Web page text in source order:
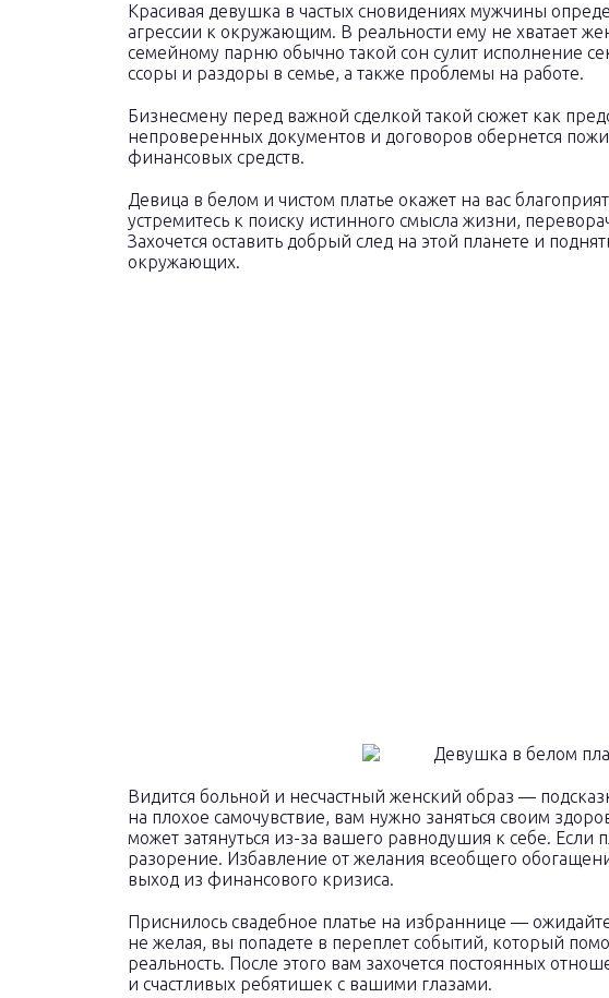
Красивая девушка в частых сновидениях мужчины
агрессии к окружающим. В реальности ему не хватает
семейному парню обычно такой сон сулит исполнение
ссоры и раздоры в семье, а также проблемы на работе.
Бизнесмену перед важной сделкой такой сюжет как
непроверенных документов и договоров обернется
финансовых средств.
Девица в белом и чистом платье окажет на вас
устремитесь к поиску истинного смысла жизни,
Захочется оставить добрый след на этой планете и
окружающих.
Видится больной и несчастный женский образ —
на плохое самочувствие, вам нужно заняться своим
может затянуться из-за вашего равнодушия к себе. Если
разорение. Избавление от желания всеобщего
выход из финансового кризиса.
Приснилось свадебное платье на избраннице —
не желая, вы попадете в переплет событий, который
реальность. После этого вам захочется постоянных
и счастливых ребятишек с вашими глазами.